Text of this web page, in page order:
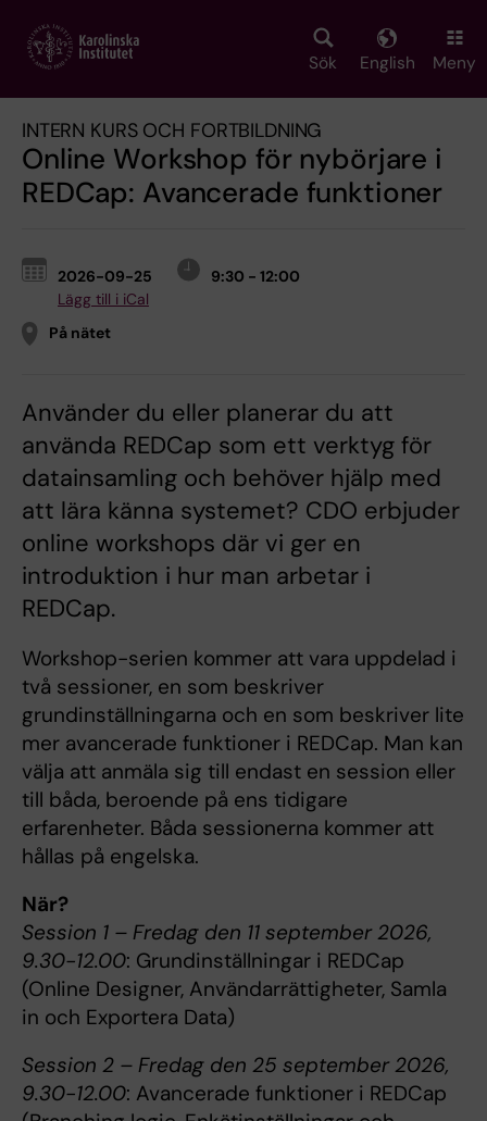
main
Sök English Meny
INTERN KURS OCH FORTBILDNING
Online Workshop för nybörjare i
REDCap: Avancerade funktioner
2026-09-25
9:30 - 12:00
Lägg till i iCal
På nätet
Använder du eller planerar du att
använda REDCap som ett verktyg för
datainsamling och behöver hjälp med
att lära känna systemet? CDO erbjuder
online workshops där vi ger en
introduktion i hur man arbetar i
REDCap.
Workshop-serien kommer att vara uppdelad i
två sessioner, en som beskriver
grundinställningarna och en som beskriver lite
mer avancerade funktioner i REDCap. Man kan
välja att anmäla sig till endast en session eller
till båda, beroende på ens tidigare
erfarenheter. Båda sessionerna kommer att
hållas på engelska.
När?
Session 1 – Fredag den 11 september 2026,
9.30-12.00: Grundinställningar i REDCap
(Online Designer, Användarrättigheter, Samla
in och Exportera Data)
Session 2 – Fredag den 25 september 2026,
9.30-12.00: Avancerade funktioner i REDCap